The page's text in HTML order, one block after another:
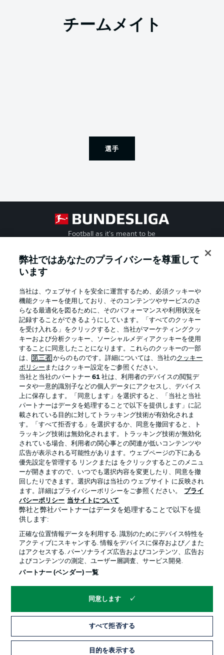
チームメイト
選手
Football as it's meant to be
Official Partners
プライバシー・ポリシー 優先設定を管理する
利用条件 放送局
求人 選手
当サイトについて
© 2026 Bundesliga-Gruppe GmbH
言語をお選びください
Display Mode
弊社ではあなたのプライバシーを尊重して
います
当社は、ウェブサイトを安全に運営するため、必須クッキーや
機能クッキーを使用しており、そのコンテンツやサービスのさ
らなる最適化を図るために、そのパフォーマンスや利用状況を
記録することができるようにしています。「すべてのクッキー
を受け入れる」をクリックすると、当社がマーケティングクッ
キーおよび分析クッキー、ソーシャルメディアクッキーを使用
することに同意したことになります。これらのクッキーの一部
は、第三者 からのものです。詳細については、当社のクッキー
ポリシー またはクッキー設定をご参照ください。
当社と当社のパートナー61 社は、利用者のデバイスの閲覧デ
ータや一意的識別子などの個人データにアクセスし、デバイス
上に保存します。「同意します」を選択すると、「当社と当社
パートナーはデータを処理することで以下を提供します」に記
載されている目的に対してトラッキング技術が有効化されま
す。「すべて拒否する」を選択するか、同意を撤回すると、ト
ラッキング技術は無効化されます。トラッキング技術が無効化
されている場合、利用者の関心事との関連が低いコンテンツや
広告が表示される可能性があります。ウェブページの下にある
優先設定を管理する リンクまたは をクリックするとこのメニュ
ーが開きますので、いつでも選択内容を変更したり、同意を撤
回したりできます。選択内容は当社の ウェブサイト に反映され
ます。詳細はプライバシーポリシーをご参照ください。
プライ
バシーポリシー 当サイトについて
弊社と弊社パートナーはデータを処理することで以下を提
供します:
正確な位置情報データを利用する. 識別のためにデバイス特性を
アクティブにスキャンする. 情報をデバイスに保存および／また
はアクセスする. パーソナライズ広告およびコンテンツ、広告お
よびコンテンツの測定、ユーザー層調査、サービス開発.
パートナー (ベンダー) 一覧
同意します
すべて拒否する
目的を表示する